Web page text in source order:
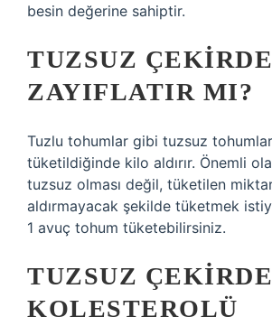
besin değerine sahiptir.
TUZSUZ
ZAYIFLATIR MI?
Tuzlu tohumlar gibi tuzsuz tohumlar
tüketildiğinde kilo aldırır. Önemli
tuzsuz olması değil, tüketilen
aldırmayacak şekilde tüketmek
1 avuç tohum tüketebilirsiniz.
TUZSUZ
KOLESTEROLÜ